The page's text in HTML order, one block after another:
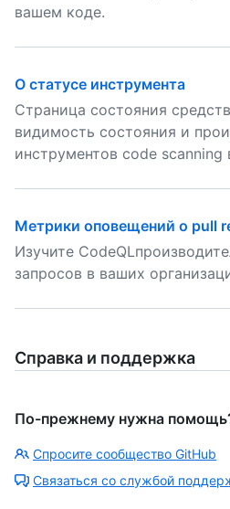
вашем коде.
О статусе инструмента
Страница состояния
видимость состояния и
инструментов code
Метрики оповещений о pull
Изучите
запросов в ваших
Справка и поддержка
По-прежнему нужна
Спросите сообщество GitHub
Связаться со службой